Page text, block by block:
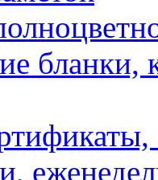
бланки,